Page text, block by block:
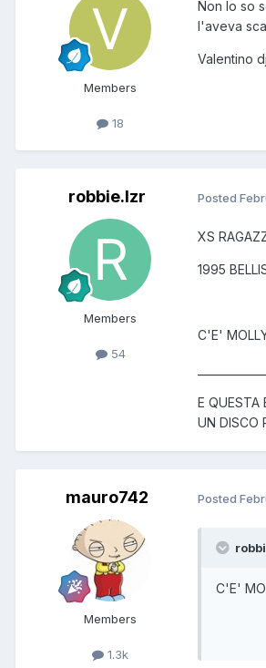
Members
18
Non lo so
l'aveva
Valentino dj
robbie.lzr
Members
54
Posted
XS
1995
C'E'
E QUESTA
UN DISCO
mauro742
Members
1.3k
Posted
C'E'